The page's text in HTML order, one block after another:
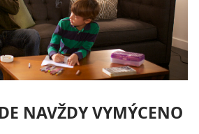
NAVŽDY VYMÝCENO